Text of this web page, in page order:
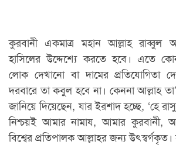
কুরবানী একমাত্র মহান আল্লাহ রাব্বুল
হাসিলের উদ্দেশ্যে করতে হবে। এতে
লোক দেখানো বা দামের প্রতিযোগিতা
দরবারে তা কবুল হবে না। কেননা আল্লাহ
জানিয়ে দিয়েছেন, যার ইরশাদ হচ্ছে, ‘হে
নিশ্চয়ই আমার নামায, আমার
বিশ্বের প্রতিপালক আল্লাহর জন্য